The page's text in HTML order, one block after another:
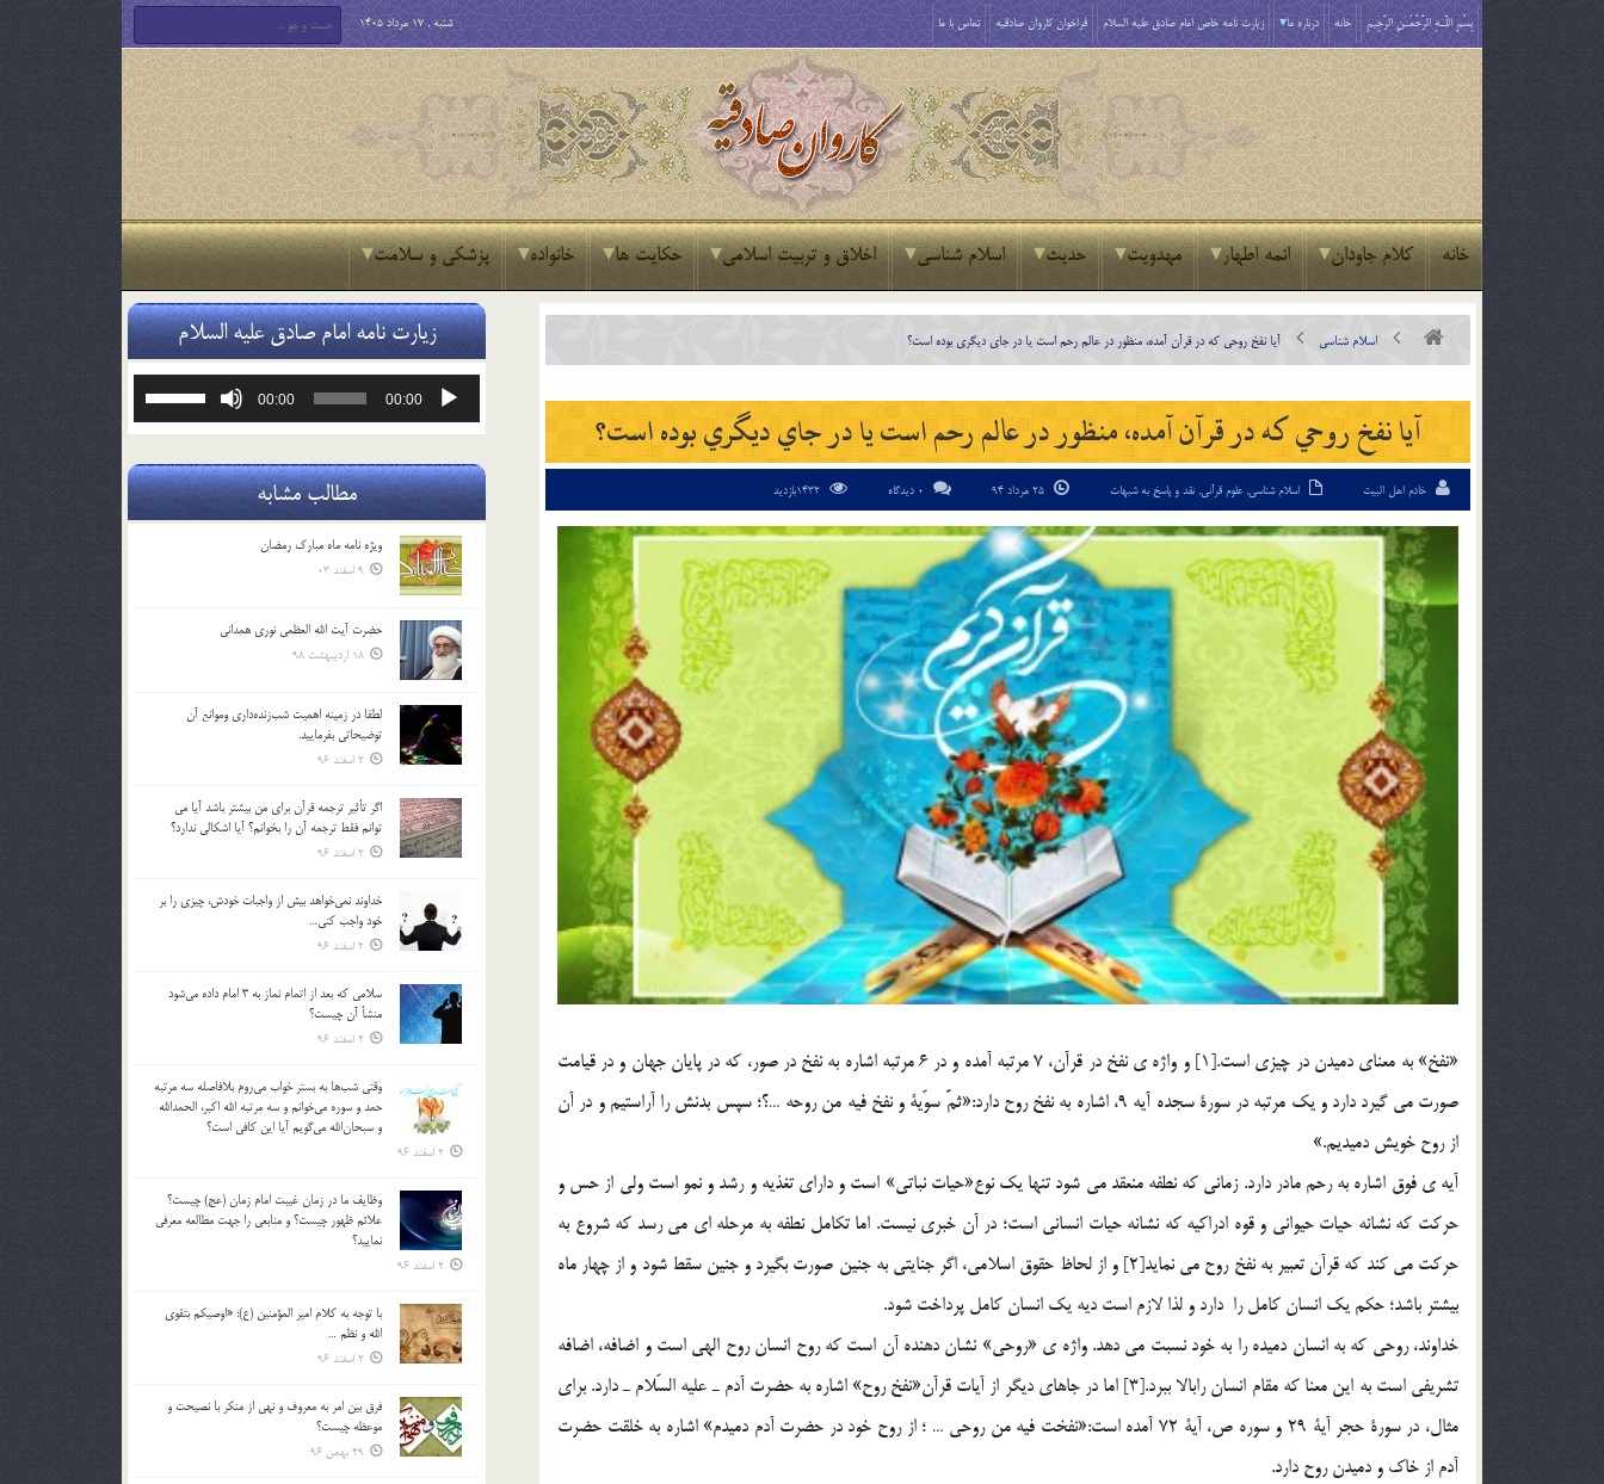
بِسْمِ اللَّـهِ الرَّحْمَـٰنِ الرَّحِيمِ خانه درباره ما زیارت نامه خاص امام صادق علیه السلام فراخوان کاروان صادقیه تماس با ما شنبه , 17 مرداد 1405
خانه کلام جاودان ائمه اطهار مهدویت حدیث اسلام شناسی اخلاق و تربیت اسلامی حکایت ها خانواده پزشکی و سلامت
اسلام شناسی آيا نفخ روحي كه در قرآن آمده، منظور در عالم رحم است يا در جاي ديگري بوده است؟
آيا نفخ روحي كه در قرآن آمده، منظور در عالم رحم است يا در جاي ديگري بوده است؟
خادم اهل البیت اسلام شناسی,علوم قرآنی, نقد و پاسخ به شبهات 0 دیدگاه
«نفخ» به معناي دميدن در چيزي است.[1] و واژه ي نفخ در قرآن، 7 مرتبه آمده و در 6 مرتبه اشاره به نفخ در صور، كه در پايان جهان و در قيامت
صورت مي گيرد دارد و يك مرتبه در سورة سجده آيه 9، اشاره به نفخ روح دارد:«ثمَّ سوّية و نفخ فيه من روحه …؟؛ سپس بدنش را آراستيم و در آن
از روح خويش دميديم.»
آيه ي فوق اشاره به رحم مادر دارد. زماني كه نطفه منعقد مي شود تنها يك نوع«حيات نباتي» است و داراي تغذيه و رشد و نمو است ولي از حس و
حركت كه نشانه حيات حيواني و قوه ادراكيه كه نشانه حيات انساني است؛ در آن خبري نيست. اما تكامل نطفه به مرحله اي مي رسد كه شروع به
حركت مي كند كه قرآن تعبير به نفخ روح مي نمايد[2] و از لحاظ حقوق اسلامي، اگر جنايتي به جنين صورت بگيرد و جنين سقط شود و از چهار ماه
بيشتر باشد؛ حكم يك انسان كامل را دارد و لذا لازم است ديه يك انسان كامل پرداخت شود.
خداوند، روحي كه به انسان دميده را به خود نسبت مي دهد. واژه ي «روحي» نشان دهنده آن است كه روح انسان روح الهي است و اضافه، اضافه
تشريفي است به اين معنا كه مقام انسان رابالا ببرد.[3] اما در جاهاي ديگر از آيات قرآن«نفخ روح» اشاره به حضرت آدم ـ عليه السّلام ـ دارد. براي
مثال، در سورة حجر آية 29 و سوره ص، آية 72 آمده است:«نفخت فيه من روحي … ؛ از روح خود در حضرت آدم دميدم» اشاره به خلقت حضرت
آدم از خاك و دميدن روح دارد.
زیارت نامه امام صادق علیه السلام
پخش‌کننده
00:00
00:00
یا
صدا
کلیدهای
مطالب مشابه
ویژه نامه ماه مبارک رمضان
9 اسفند 03
حضرت آیت الله العظمی نوری همدانی
18 اردیبهشت 98
لطفا در زمينه اهميت شب‌زنده‌داري وموانع آن
توضيحاتي بفرماييد.
2 اسفند 96
اگر تأثير ترجمه قرآن براي من بيشتر باشد آيا مي
توانم فقط ترجمه آن را بخوانم؟ آيا اشكالي ندارد؟
2 اسفند 96
خداوند نمي‌خواهد بيش از واجبات خودش، چيزي را بر
خود واجب كني…
2 اسفند 96
سلامي كه بعد از اتمام نماز به 3 امام داده مي‌شود
منشأ آن چيست؟
2 اسفند 96
وقتي شب‌ها به بستر خواب مي‌روم بلافاصله سه مرتبه
حمد و سوره مي‌خوانم و سه مرتبه الله اكبر، الحمدالله
و سبحان‌الله مي‌گويم آيا اين كافي است؟
2 اسفند 96
وظايف ما در زمان غيبت امام زمان (عج) چيست؟
علائم ظهور چيست؟ و منابعي را جهت مطالعه معرفي
نماييد؟
2 اسفند 96
با توجه به كلام امير المؤمنين (ع): «اوصيكم بتقوي
الله و نظم …
2 اسفند 96
فرق بين امر به معروف و نهي از منكر با نصيحت و
موعظه چيست؟
29 بهمن 96